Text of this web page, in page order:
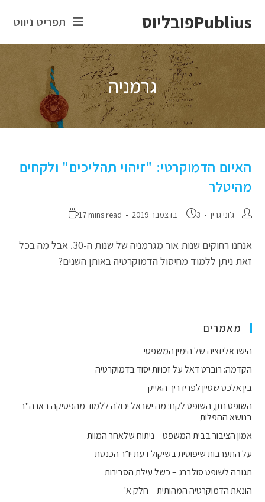
Publiusפובליוס תפריט ניווט
גרמניה
האיום הדמוקרטי: "זיהוי תהליכים" ולקחים
מהיטלר
ג'וני גרין 3 בדצמבר 2019 17 mins read
אנחנו רחוקים שנות אור מגרמניה של שנות ה-30. אבל מה בכל
זאת ניתן ללמוד מחיסול הדמוקרטיה באותן השנים?
מאמרים
הישראליזציה של הימין המשפטי
הקדמה: רוברט דאל על זכויות יסוד בדמוקרטיה
בין אלכס שטיין לפרידריך האייק
השופט נתן, השופט לקח: מה ישראל יכולה ללמוד מהפסיקה בארה"ב
בנושא ההפלות
אמון הציבור בבית המשפט – ניתוח שלאחר המוות
על התערבות שיפוטית בשיקול דעת יו”ר הכנסת
תגובה לשופט סולברג – כשל עילת הסבירות
הונאת הדמוקרטיה המהותית – חלק א'